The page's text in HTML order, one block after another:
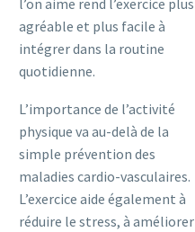
agréable et plus facile à
intégrer dans la routine
quotidienne.
L’importance de l’activité
physique va au-delà de la
simple prévention des
maladies cardio-vasculaires.
L’exercice aide également à
réduire le stress, à améliorer